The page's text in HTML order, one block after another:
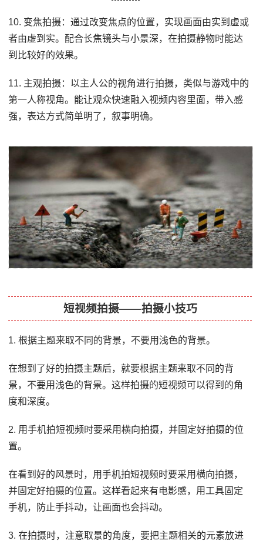
10. 变焦拍摄：通过改变焦点的位置，实现画面由实到虚或
者由虚到实。配合长焦镜头与小景深，在拍摄静物时能达
到比较好的效果。
11. 主观拍摄：以主人公的视角进行拍摄，类似与游戏中的
第一人称视角。能让观众快速融入视频内容里面，带入感
强，表达方式简单明了，叙事明确。
短视频拍摄——拍摄小技巧
1. 根据主题来取不同的背景，不要用浅色的背景。
在想到了好的拍摄主题后，就要根据主题来取不同的背
景，不要用浅色的背景。这样拍摄的短视频可以得到的角
度和深度。
2. 用手机拍短视频时要采用横向拍摄，并固定好拍摄的位
置。
在看到好的风景时，用手机拍短视频时要采用横向拍摄，
并固定好拍摄的位置。这样看起来有电影感，用工具固定
手机，防止手抖动，让画面也会抖动。
3. 在拍摄时，注意取景的角度，要把主题相关的元素放进